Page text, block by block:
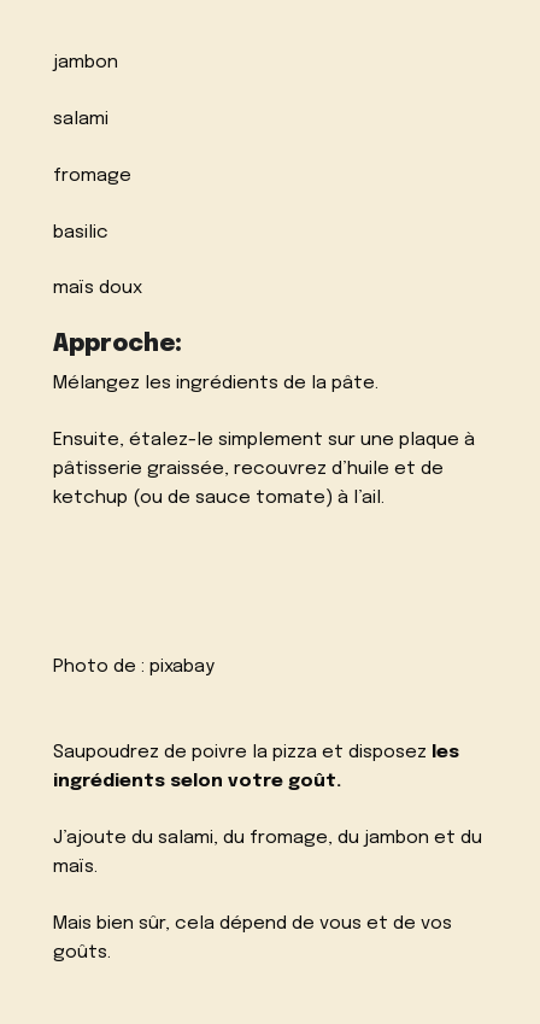
jambon
salami
fromage
basilic
maïs doux
Approche:
Mélangez les ingrédients de la pâte.
Ensuite, étalez-le simplement sur une plaque à
pâtisserie graissée, recouvrez d’huile et de
ketchup (ou de sauce tomate) à l’ail.
Photo de :pixabay
Saupoudrez de poivre la pizza et disposez les
ingrédients selon votre goût.
J’ajoute du salami, du fromage, du jambon et du
maïs.
Mais bien sûr, cela dépend de vous et de vos
goûts.